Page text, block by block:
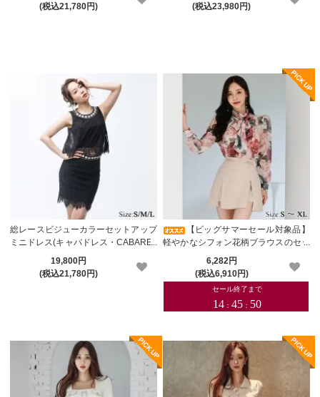
(税込21,780円)
(税込23,980円)
総レースビジューカラーセットアップ
ミニドレス(キャバドレス・CABARET
DRESS)【メーカーお取り寄せ】
19,800円
(税込21,780円)
【ビッグサマーセール対象品】
軽やかなシフォン花柄ブラウスのセッ
トアップドレス(キャバドレス・CABA
RETDRESS)
6,282円
(税込6,910円)